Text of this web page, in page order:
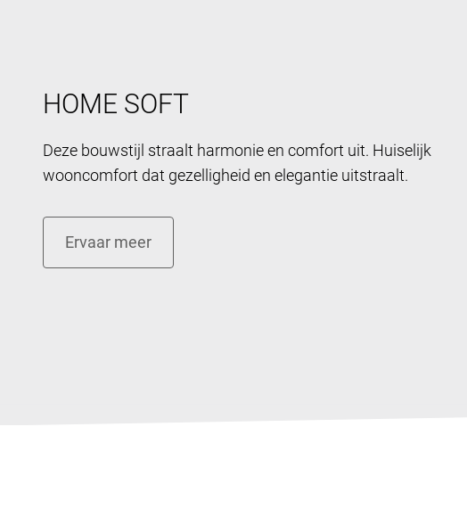
HOME SOFT
Deze bouwstijl straalt harmonie en comfort uit. Huiselijk
wooncomfort dat gezelligheid en elegantie uitstraalt.